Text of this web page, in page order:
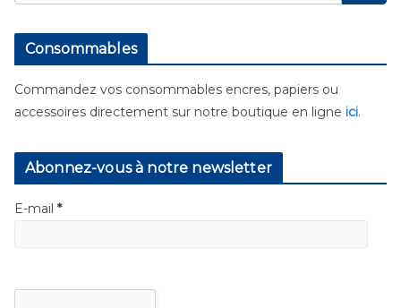
Consommables
Commandez vos consommables encres, papiers ou
accessoires directement sur notre boutique en ligne ici.
Abonnez-vous à notre newsletter
E-mail *